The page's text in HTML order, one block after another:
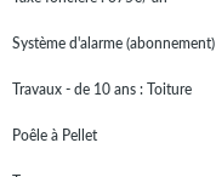
Système d'alarme (abonnement)
Travaux - de 10 ans : Toiture
Poêle à Pellet